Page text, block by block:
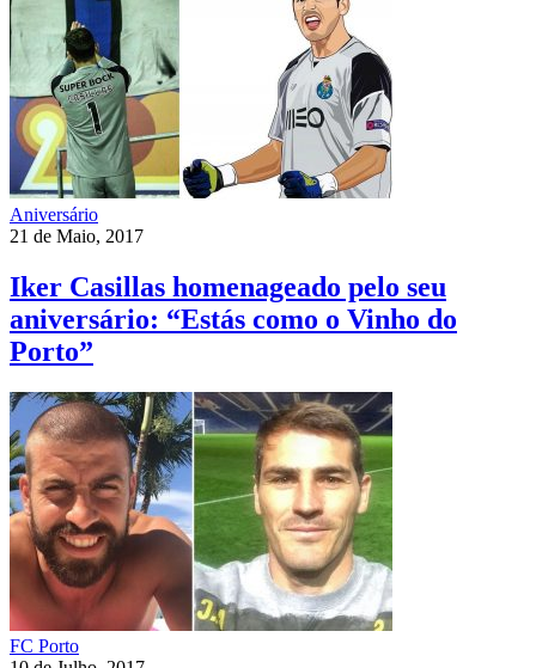
Aniversário
21 de Maio, 2017
Iker Casillas homenageado pelo seu
aniversário: “Estás como o Vinho do
Porto”
FC Porto